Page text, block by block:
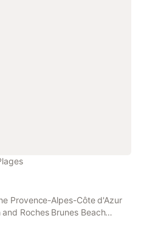
Provence-Alpes-Côte d'Azur
Roches Brunes Beach
Les Plages Coudoulière
with free WiFi and free